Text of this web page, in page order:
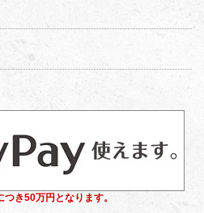
き50万円となります。